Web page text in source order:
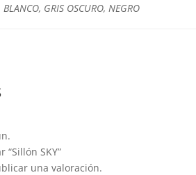
BLANCO, GRIS OSCURO, NEGRO
SKY”
una valoración.